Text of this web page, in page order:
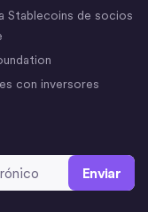
Stablecoins de socios
con inversores